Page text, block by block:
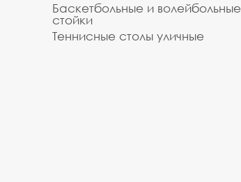
Баскетбольные и волейбольные
стойки
Теннисные столы уличные